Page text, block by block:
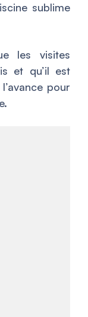
sublime
les visites
et qu’il est
pour